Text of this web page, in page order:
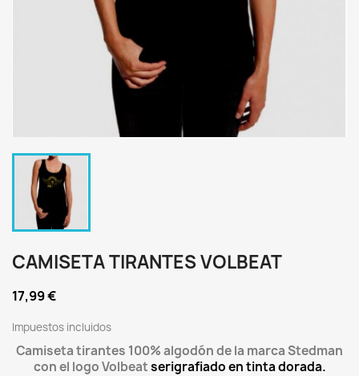
CAMISETA TIRANTES VOLBEAT
17,99 €
Impuestos incluidos
Camiseta tirantes 100% algodón de la marca Stedman
con el logo Volbeatserigrafiado en tinta dorada.